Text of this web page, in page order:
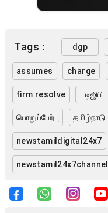
Tags : dgp
assumes charge
firm resolve டிஜிபி
பொறுப்பேற்பு தமிழ்நாடு
newstamildigital24x7
newstamil24x7channel